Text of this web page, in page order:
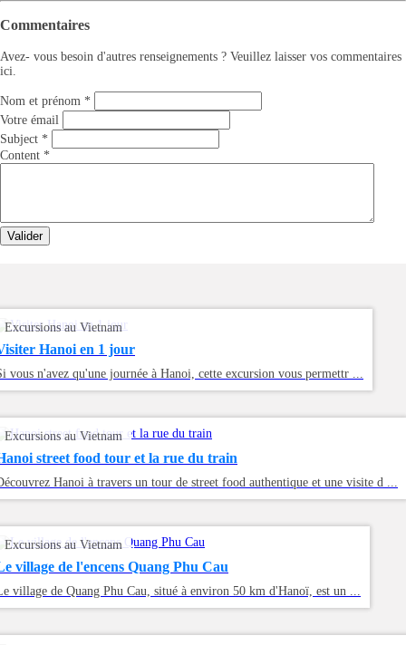
Commentaires
Avez- vous besoin d'autres renseignements ? Veuillez laisser vos commentaires
ici.
Nom et prénom *
Votre émail
Subject *
Content *
Valider
Excursions au Vietnam
Hanoi en 1 jour
vous n'avez qu'une journée à Hanoi, cette excursion vous permettr ...
Excursions au Vietnam
street food tour et la rue du train
Hanoi à travers un tour de street food authentique et une visite d ...
Excursions au Vietnam
village de l'encens Quang Phu Cau
village de Quang Phu Cau, situé à environ 50 km d'Hanoï, est un ...